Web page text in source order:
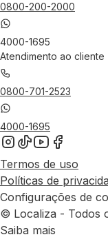
0800-200-2000
4000-1695
Atendimento ao cliente
0800-701-2523
4000-1695
Termos de uso
Políticas de
Configurações de
© Localiza - Todos
Saiba mais